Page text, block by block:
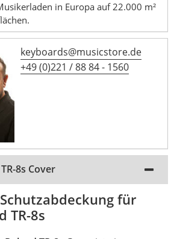
in Europa auf 22.000 m²
keyboards@musicstore.de
+49 (0)221 / 88 84 - 1560
8s Cover
für
TR-8s